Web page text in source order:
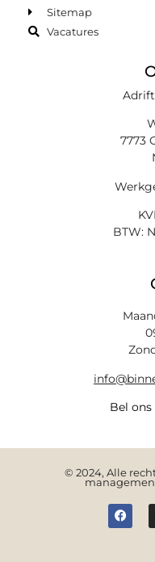
Sitemap
Vacatures
7773
BTW:
Bel ons
© 2024, Alle